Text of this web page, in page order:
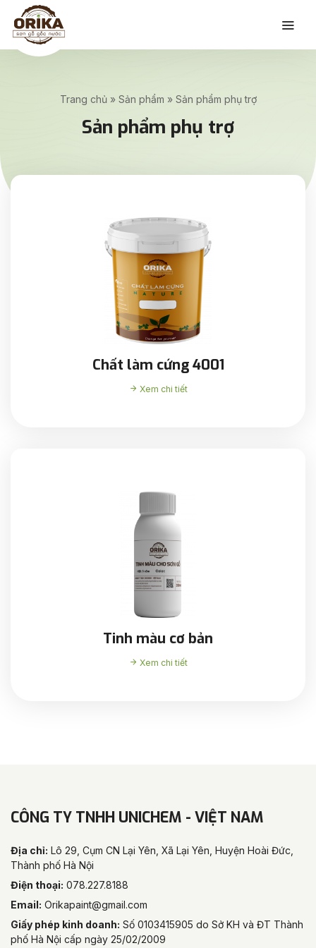
Trang chủ» Sản phẩm » Sản phẩm phụ trợ
Sản phẩm phụ trợ
Chất làm cứng 4001
Xem chi tiết
Tinh màu cơ bản
Xem chi tiết
CÔNG TY TNHH UNICHEM - VIỆT NAM
Địa chỉ: Lô 29, Cụm CN Lại Yên, Xã Lại Yên, Huyện Hoài Đức,
Thành phố Hà Nội
Điện thoại: 078.227.8188
Email: Orikapaint@gmail.com
Giấy phép kinh doanh: Số 0103415905 do Sở KH và ĐT Thành
phố Hà Nội cấp ngày 25/02/2009